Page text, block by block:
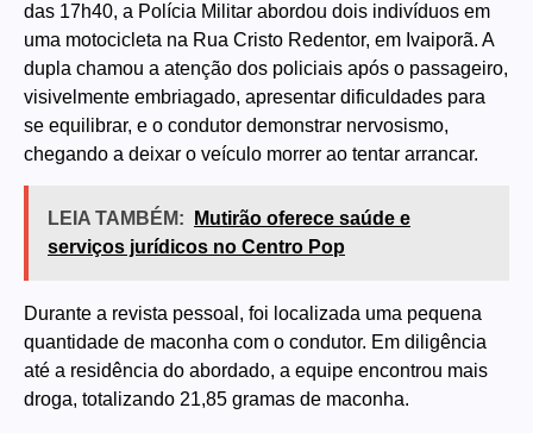
das 17h40, a Polícia Militar abordou dois indivíduos em
uma motocicleta na Rua Cristo Redentor, em Ivaiporã. A
dupla chamou a atenção dos policiais após o passageiro,
visivelmente embriagado, apresentar dificuldades para
se equilibrar, e o condutor demonstrar nervosismo,
chegando a deixar o veículo morrer ao tentar arrancar.
LEIA TAMBÉM:
Mutirão oferece saúde e
serviços jurídicos no Centro Pop
Durante a revista pessoal, foi localizada uma pequena
quantidade de maconha com o condutor. Em diligência
até a residência do abordado, a equipe encontrou mais
droga, totalizando 21,85 gramas de maconha.